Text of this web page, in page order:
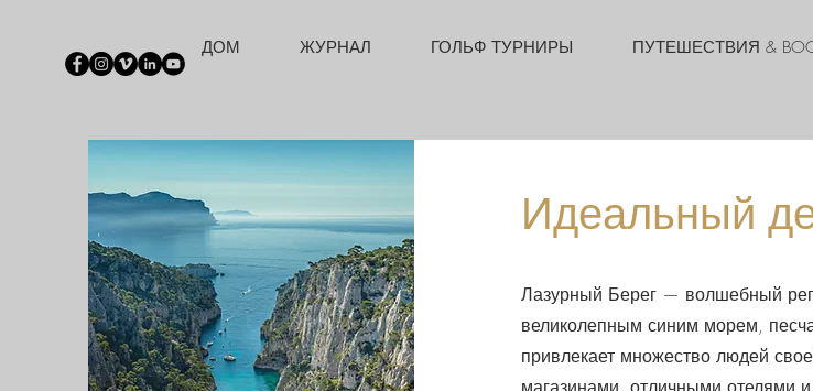
ДОМ ЖУРНАЛ ГОЛЬФ ТУРНИРЫ ПУТЕШЕСТВИЯ &
Идеальный
Лазурный Берег — волшебный
великолепным синим морем,
привлекает множество людей